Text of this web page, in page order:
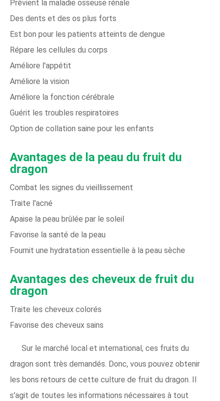
Prévient la maladie osseuse rénale
Des dents et des os plus forts
Est bon pour les patients atteints de dengue
Répare les cellules du corps
Améliore l'appétit
Améliore la vision
Améliore la fonction cérébrale
Guérit les troubles respiratoires
Option de collation saine pour les enfants
Avantages de la peau du fruit du
dragon
Combat les signes du vieillissement
Traite l'acné
Apaise la peau brûlée par le soleil
Favorise la santé de la peau
Fournit une hydratation essentielle à la peau sèche
Avantages des cheveux de fruit du
dragon
Traite les cheveux colorés
Favorise des cheveux sains
Sur le marché local et international, ces fruits du
dragon sont très demandés. Donc, vous pouvez obtenir
les bons retours de cette culture de fruit du dragon. Il
s'agit de toutes les informations nécessaires à tout